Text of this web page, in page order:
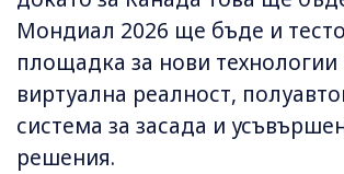
Мондиал 2026 ще бъде и
площадка за нови технологии
виртуална реалност,
система за засада и
решения.